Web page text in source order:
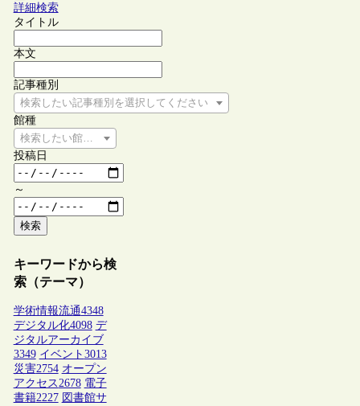
詳細検索
タイトル
本文
記事種別
検索したい記事種別を選択してください
館種
検索したい館種を選択してください
投稿日
～
検索
キーワードから検
索（テーマ）
学術情報流通4348
デジタル化4098 デ
ジタルアーカイブ
3349 イベント 3013
災害2754 オープン
アクセス2678 電子
書籍2227 図書館サ